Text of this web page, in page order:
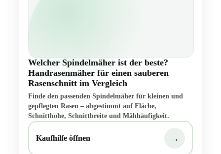
Welcher Spindelmäher ist der beste?
Handrasenmäher für einen sauberen
Rasenschnitt im Vergleich
Finde den passenden Spindelmäher für kleinen und
gepflegten Rasen – abgestimmt auf Fläche,
Schnitthöhe, Schnittbreite und Mähhäufigkeit.
Kaufhilfe öffnen →